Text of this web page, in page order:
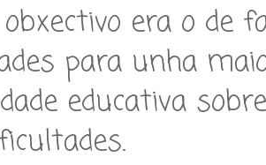
era o de
para unha
educativa